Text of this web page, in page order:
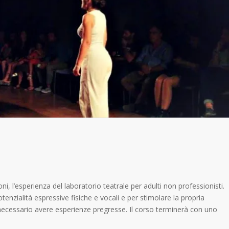
l’esperienza del laboratorio teatrale per adulti non professionisti.
espressive fisiche e vocali e per stimolare la propria
avere esperienze pregresse. Il corso terminerà con uno